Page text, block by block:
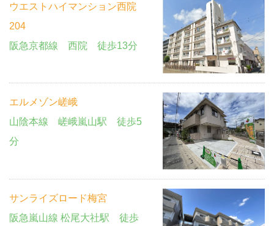
ウエストハイマンション西院
204
阪急京都線 西院 徒歩13分
エルメゾン嵯峨
山陰本線 嵯峨嵐山駅 徒歩5
分
サンライズロード梅宮
阪急嵐山線 松尾大社駅 徒歩